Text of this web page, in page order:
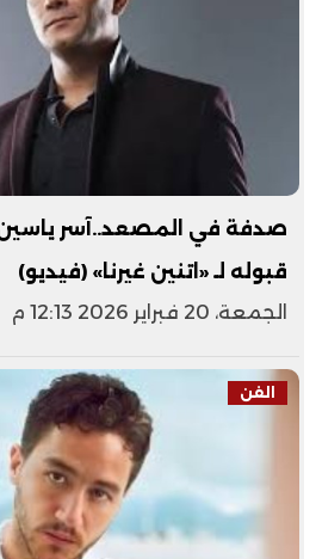
صدفة في المصعد..آسر
قبوله لـ «اتنين غيرنا» (فيديو)
الجمعة، 20 فبراير 2026 12:13 م
الفن